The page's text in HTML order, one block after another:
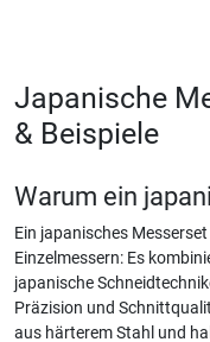
Japanische
& Beispiele
Warum ein
Ein japanisches
Einzelmessern: Es
japanische
Präzision und
aus härterem Stahl und